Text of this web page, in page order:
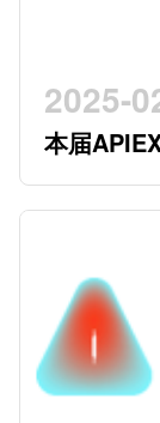
2025-
本届
参观观众